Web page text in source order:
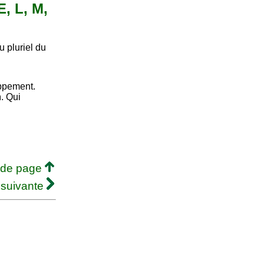
L, M,
pluriel du
Qui
page